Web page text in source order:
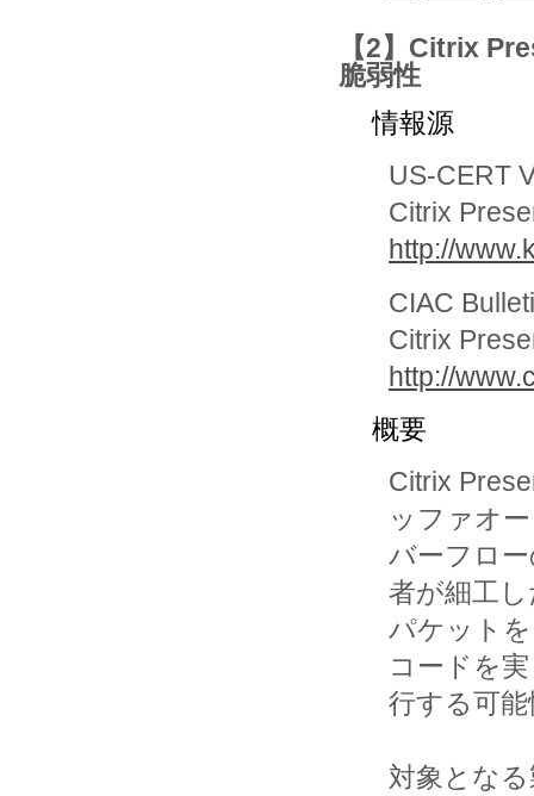
【2】Citrix
脆弱性
情報源
US-CERT
Citrix
http://
CIAC
Citrix
http://
概要
Citrix
ッファオー
バーフロ
者が細工
パケット
コードを実
行する可
対象とな